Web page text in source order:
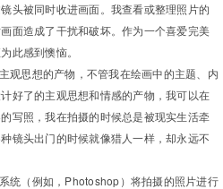
头被同时收进画面。我查看或整理照片的
面造成了干扰和破坏。作为一个喜爱完美
此感到懊恼。
观思想的产物，不管我在绘画中的主题、内
好了的主观思想和情感的产物，我可以在
写照，我在拍摄的时候总是被现实生活牵
镜头出门的时候就像猎人一样，却永远不
统（例如，Photoshop）将拍摄的照片进行